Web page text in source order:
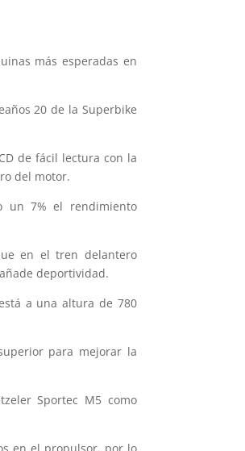
más esperadas en
20 de la Superbike
de fácil lectura con la
del motor.
un 7% el rendimiento
en el tren delantero
deportividad.
a una altura de 780
para mejorar la
Sportec M5 como